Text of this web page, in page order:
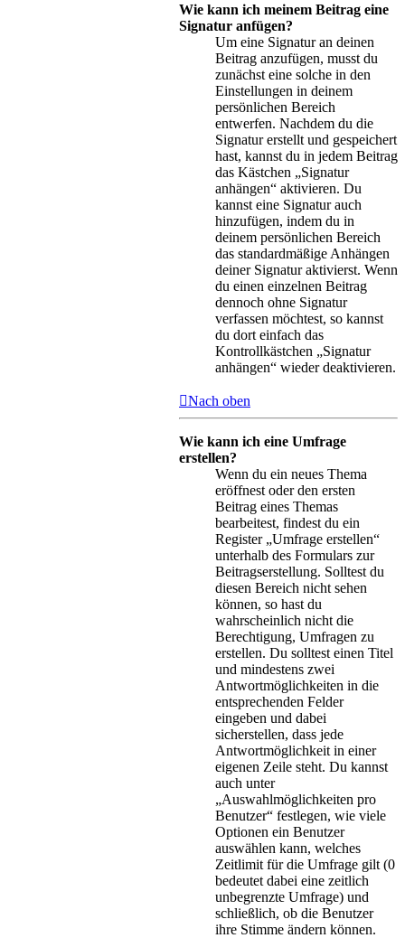
Wie kann ich meinem Beitrag eine
Signatur anfügen?
Um eine Signatur an deinen
Beitrag anzufügen, musst du
zunächst eine solche in den
Einstellungen in deinem
persönlichen Bereich
entwerfen. Nachdem du die
Signatur erstellt und gespeichert
hast, kannst du in jedem Beitrag
das Kästchen „Signatur
anhängen“ aktivieren. Du
kannst eine Signatur auch
hinzufügen, indem du in
deinem persönlichen Bereich
das standardmäßige Anhängen
deiner Signatur aktivierst. Wenn
du einen einzelnen Beitrag
dennoch ohne Signatur
verfassen möchtest, so kannst
du dort einfach das
Kontrollkästchen „Signatur
anhängen“ wieder deaktivieren.
Nach oben
Wie kann ich eine Umfrage
erstellen?
Wenn du ein neues Thema
eröffnest oder den ersten
Beitrag eines Themas
bearbeitest, findest du ein
Register „Umfrage erstellen“
unterhalb des Formulars zur
Beitragserstellung. Solltest du
diesen Bereich nicht sehen
können, so hast du
wahrscheinlich nicht die
Berechtigung, Umfragen zu
erstellen. Du solltest einen Titel
und mindestens zwei
Antwortmöglichkeiten in die
entsprechenden Felder
eingeben und dabei
sicherstellen, dass jede
Antwortmöglichkeit in einer
eigenen Zeile steht. Du kannst
auch unter
„Auswahlmöglichkeiten pro
Benutzer“ festlegen, wie viele
Optionen ein Benutzer
auswählen kann, welches
Zeitlimit für die Umfrage gilt (0
bedeutet dabei eine zeitlich
unbegrenzte Umfrage) und
schließlich, ob die Benutzer
ihre Stimme ändern können.